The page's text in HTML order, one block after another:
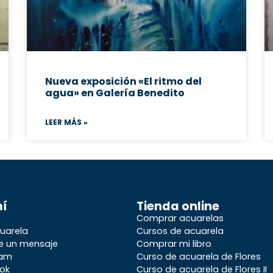
Nueva exposición «El ritmo del
agua» en Galería Benedito
LEER MÁS »
un mensaje
Tienda online
Comprar acuarelas
Cursos de acuarela
Comprar mi libro
Curso de acuarela de Flores
Curso de acuarela de Flores II